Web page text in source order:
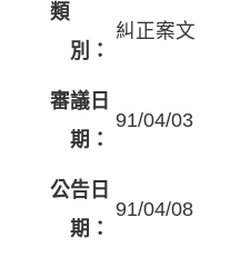
類
別：
糾正案文
審議日
期：
91/04/03
公告日
期：
91/04/08